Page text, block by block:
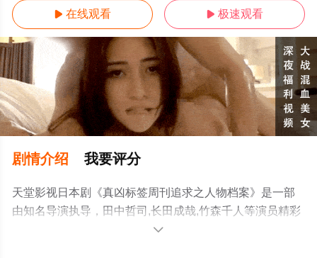
 在线观看  极速观看
剧情介绍 我要评分
天堂影视日本剧《真凶标签周刊追求之人物档案》是一部
由知名导演执导，田中哲司,长田成哉,竹森千人等演员精彩
演绎的日本电视剧，大结局剧情已揭晓（1-8全集），手机
